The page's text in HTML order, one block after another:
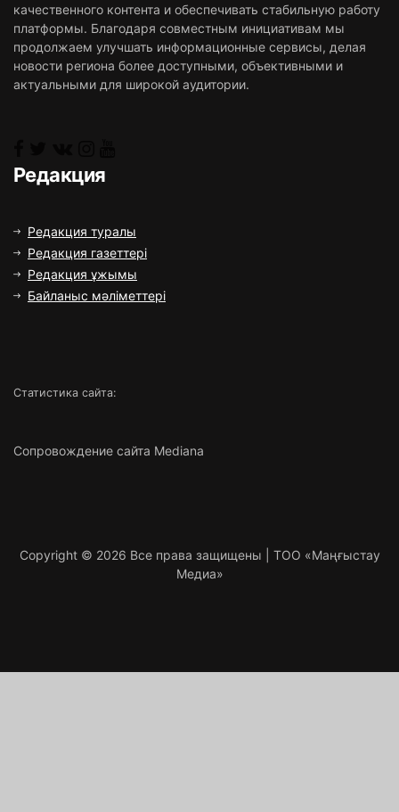
качественного контента и обеспечивать стабильную работу
платформы. Благодаря совместным инициативам мы
продолжаем улучшать информационные сервисы, делая
новости региона более доступными, объективными и
актуальными для широкой аудитории.
Редакция
Редакция туралы
Редакция газеттері
Редакция ұжымы
Байланыс мәліметтері
Статистика сайта:
Сопровождение сайта Mediana
Copyright © 2026 Все права защищены | ТОО «Маңғыстау
Медиа»